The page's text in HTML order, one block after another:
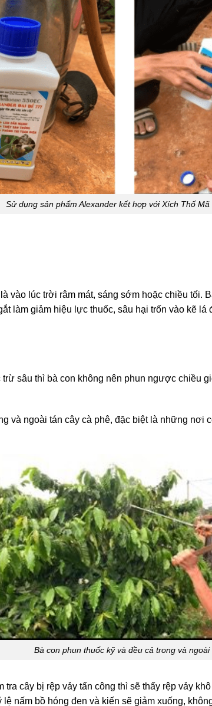
Sử dụng sản phẩm Alexander kết hợp với Xích Thố
vào lúc trời râm mát, sáng sớm hoặc chiều tối.
làm giảm hiệu lực thuốc, sâu hại trốn vào kẽ
sâu thì bà con không nên phun ngược chiều
và ngoài tán cây cà phê, đặc biệt là những nơi
Bà con phun thuốc kỹ và đều cả trong và
tra cây bị rệp vảy tấn công thì sẽ thấy rệp vảy
lệ nấm bồ hóng đen và kiến sẽ giảm xuống,